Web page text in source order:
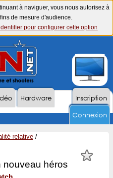
à naviguer, vous nous autorisez à
de mesure d'audience.
pour configurer cette option
Inscription
Hardware
Connexion
relative /
nouveau héros